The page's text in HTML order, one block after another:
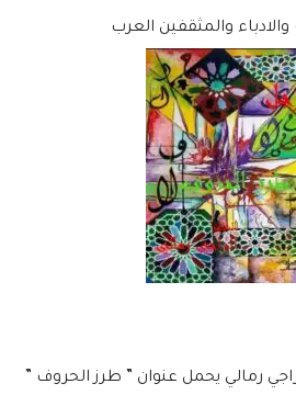
والمثقفين العرب
رمالي يحمل عنوان ” طرز الحروف ”